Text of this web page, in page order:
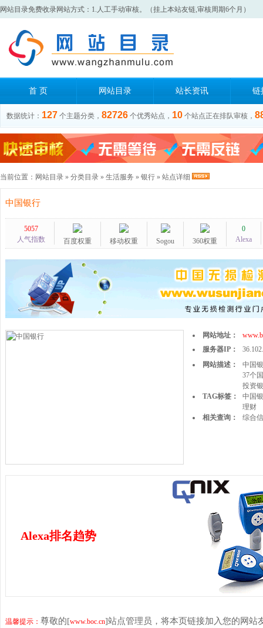
网站目录免费收录网站方式：1.人工手动审核。（挂上本站友链,审核周期6个月）
首 页 网站目录 站长资讯 链
数据统计： 127 个主题分类， 82726 个优秀站点， 10 个站点正在排队审核，
当前位置： 网站目录 » 分类目录 » 生活服务 » 银行 » 站点详细
中国银行
5057
人气指数
百度权重 移动权重 Sogou 360权重
0
Alexa
网站地址：
服务器IP：
网站描述：
中国
37个
投资
TAG标签：
中国
理财
相关查询：
综合
Alexa排名趋势
温馨提示： 尊敬的[www.boc.cn]站点管理员，将本页链接加入您的网站